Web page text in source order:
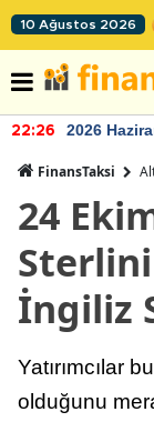
10 Ağustos 2026
22:26 2026
FinansTaksi
24
İngiliz
Yatırımcılar
olduğunu